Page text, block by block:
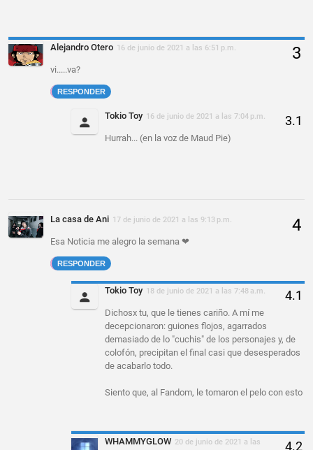
Alejandro Otero 16 de junio de 2021 a las 6:51 p.m.
vi.....va?
RESPONDER
Tokio Toy 16 de junio de 2021 a las 7:04 p.m.
Hurrah... (en la voz de Maud Pie)
La casa de Ani 17 de junio de 2021 a las 9:13 p.m.
Esa Noticia me alegro la semana ❤
RESPONDER
Tokio Toy 18 de junio de 2021 a las 7:48 a.m.
Dichosx tu, que le tienes cariño. A mí me
decepcionaron: guiones flojos, agarrados
demasiado de lo "cuchis" de los personajes y, de
colofón, precipitan el final casi que desesperados
de acabarlo todo.
Siento que, al Fandom, le tomaron el pelo con esto
WHAMMYGLOW 20 de junio de 2021 a las